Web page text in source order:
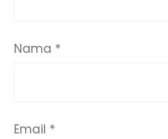
Nama *
Email *